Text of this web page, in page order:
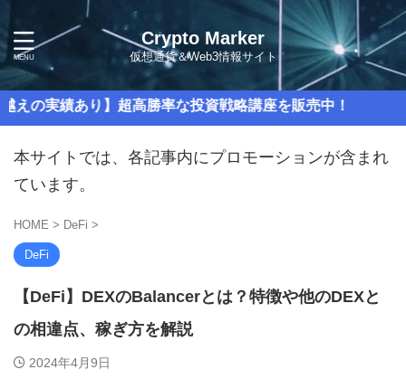
Crypto Marker
仮想通貨＆Web3情報サイト
り】超高勝率な投資戦略講座を販売中！
本サイトでは、各記事内にプロモーションが含まれ
ています。
HOME > DeFi >
DeFi
【DeFi】DEXのBalancerとは？特徴や他のDEXと
の相違点、稼ぎ方を解説
2024年4月9日